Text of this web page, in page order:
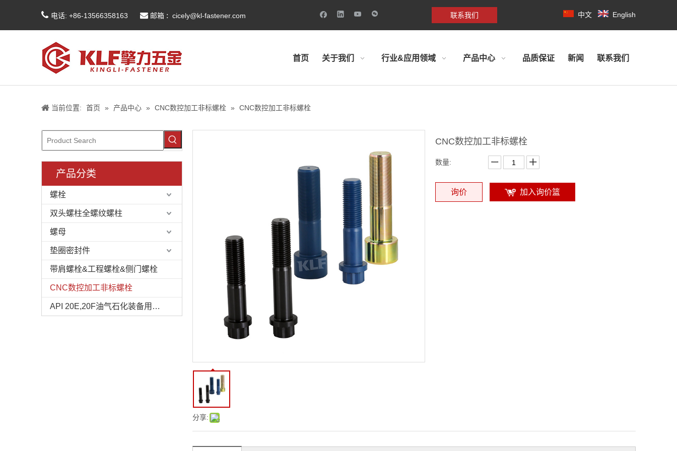
 电话: +86-13566358163  邮箱 : cicely@kl-fastener.com 联系我们 中文 English
首页 关于我们 行业&应用领域 产品中心 品质保证 新闻 联系我们
当前位置: 首页 » 产品中心 » CNC数控加工非标螺栓 » CNC数控加工非标螺栓
产品分类
螺栓
双头螺柱全螺纹螺柱
螺母
垫圈密封件
带肩螺栓&工程螺栓&侧门螺栓
CNC数控加工非标螺栓
API 20E,20F油气石化装备用螺栓
分享:
CNC数控加工非标螺栓
数量:
询价 加入询价篮